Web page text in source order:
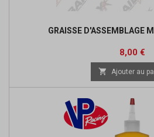
GRAISSE D'ASSEMBLAGE
Prix
8,00 €
 Ajouter au